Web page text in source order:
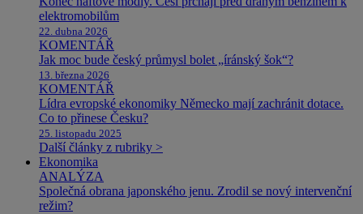
elektromobilům
22. dubna 2026
KOMENTÁŘ
Jak moc bude český průmysl bolet „íránský šok“?
13. března 2026
KOMENTÁŘ
Lídra evropské ekonomiky Německo mají zachránit dotace.
Co to přinese Česku?
25. listopadu 2025
Další články z rubriky >
Ekonomika
ANALÝZA
Společná obrana japonského jenu. Zrodil se nový intervenční
režim?